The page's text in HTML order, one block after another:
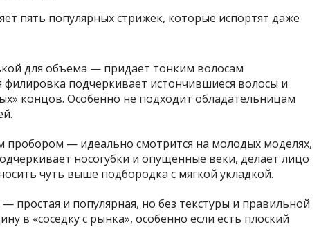
пять популярных стрижек, которые испортят даже
для объема — придает тонким волосам
филировка подчеркивает истончившиеся волосы и
концов. Особенно не подходит обладательницам
пробором — идеально смотрится на молодых моделях,
носогубки и опущенные веки, делает лицо
чуть выше подбородка с мягкой укладкой.
простая и популярная, но без текстуры и правильной
в «соседку с рынка», особенно если есть плоский